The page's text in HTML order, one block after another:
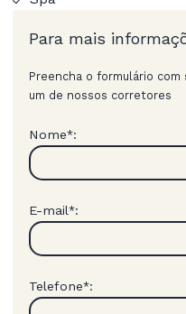
Para mais
Preencha o formulário
um de nossos corretores
Nome*:
E-mail*:
Telefone*: